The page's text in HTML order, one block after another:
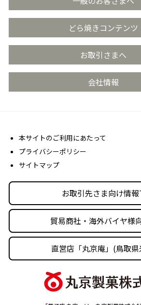
全国の販売店
おいしさのこだわり
安心・安全の取り組み
どら焼きコンテンツ
どらやきのまち米子
どらやきの日 (4月4日)
お取引さまへ
お取引先さま向け情報TOP
商品カタログ
会社情報
経営理念
沿革
丸京の事業体
人材育成・社会活動
本サイトのご利用にあたって
プライバシーポリシー
サイトマップ
お取引先さま向け情
貿易商社・海外バイヤ様
直営店「丸京庵」(鳥取